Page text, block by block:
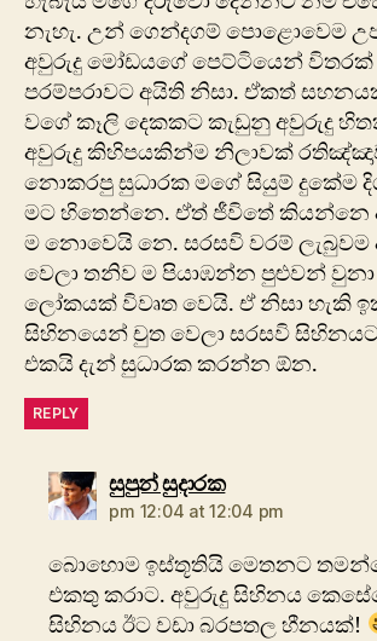
නැහැ. උන් ගෙන්දගම් පොළොවෙම
අවුරුදු මෝඩයගේ පෙට්ටියෙන්
පරම්පරාවට අයිති නිසා. ඒකත්
වගේ කෑලි දෙකකට කැඩුනු අවුරුදු
අවුරුදු කිහිපයකින්ම නිලාවක්
නොකරපු සුධාරක මගේ සියුම් දුකේම
මට හිතෙන්නෙ. ඒත් ජීවිතේ කියන්නෙ
ම නොවෙයි නෙ. සරසවි වරම් ලැබුවම
වෙලා තනිව ම පියාඹන්න පුළුවන්
ලෝකයක් විවෘත වෙයි. ඒ නිසා හැකි
සිහිනයෙන් චුත වෙලා සරසවි
එකයි දැන් සුධාරක කරන්න ඕන.
REPLY
සුපුන් සුදාරකsays:
pm 12:04 at 12:04 pm
බොහොම ඉස්තූතියි මෙතනට
එකතු කරාට. අවුරුදු සිහිනය
සිහිනය ඊට ව‍ඩා බරපතල හීනයක්!